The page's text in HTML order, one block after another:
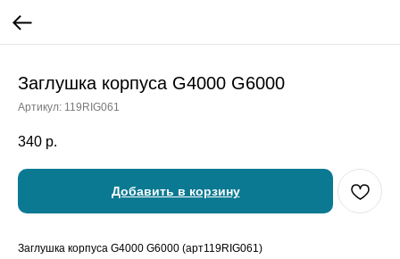
Заглушка корпуса G4000 G6000
Артикул: 119RIG061
340 р.
Добавить в корзину
Заглушка корпуса G4000 G6000 (арт119RIG061)